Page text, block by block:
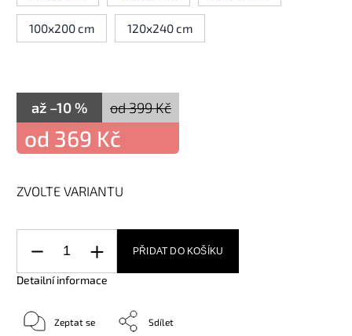
100x200 cm 120x240 cm
od 399 Kč
až –10 %
od 369 Kč
ZVOLTE VARIANTU
PŘIDAT DO KOŠÍKU
Detailní informace
Zeptat se Sdílet